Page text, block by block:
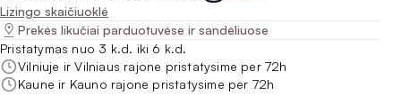
Lizingo skaičiuoklė
Prekės likučiai parduotuvėse ir sandėliuose
Pristatymas nuo 3 k.d. iki 6 k.d.
Vilniuje ir Vilniaus rajone pristatysime per 72h
Kaune ir Kauno rajone pristatysime per 72h